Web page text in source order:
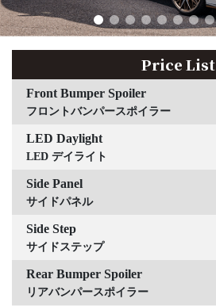
Price List
Front Bumper Spoiler
フロントバンパースポイラー
LED Daylight
LED デイライト
Side Panel
サイドパネル
Side Step
サイドステップ
Rear Bumper Spoiler
リアバンパースポイラー